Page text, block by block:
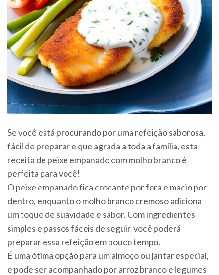
Se você está procurando por uma refeição saborosa,
fácil de preparar e que agrada a toda a família, esta
receita de peixe empanado com molho branco é
perfeita para você!
O peixe empanado fica crocante por fora e macio por
dentro, enquanto o molho branco cremoso adiciona
um toque de suavidade e sabor. Com ingredientes
simples e passos fáceis de seguir, você poderá
preparar essa refeição em pouco tempo.
É uma ótima opção para um almoço ou jantar especial,
e pode ser acompanhado por arroz branco e legumes